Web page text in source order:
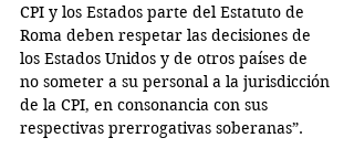
CPI y los Estados parte del Estatuto de
Roma deben respetar las decisiones de
los Estados Unidos y de otros países de
no someter a su personal a la jurisdicción
de la CPI, en consonancia con sus
respectivas prerrogativas soberanas”.